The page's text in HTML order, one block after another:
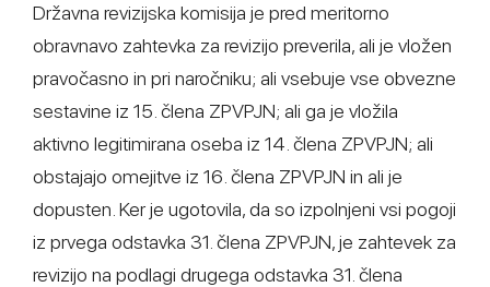
Državna revizijska komisija je pred meritorno
obravnavo zahtevka za revizijo preverila, ali je vložen
pravočasno in pri naročniku; ali vsebuje vse obvezne
sestavine iz 15. člena ZPVPJN; ali ga je vložila
aktivno legitimirana oseba iz 14. člena ZPVPJN; ali
obstajajo omejitve iz 16. člena ZPVPJN in ali je
dopusten. Ker je ugotovila, da so izpolnjeni vsi pogoji
iz prvega odstavka 31. člena ZPVPJN, je zahtevek za
revizijo na podlagi drugega odstavka 31. člena